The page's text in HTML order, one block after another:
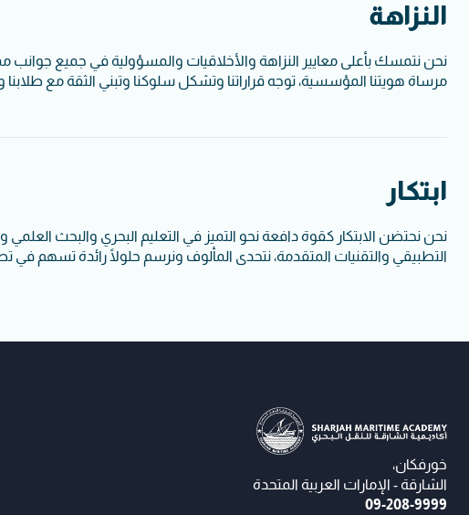
النزاهة
نحن نتمسك بأعلى معايير النزاهة والأخلاقيات والمسؤولية في جميع جوانب
مرساة هويتنا المؤسسية، توجه قراراتنا وتشكل سلوكنا وتبني الثقة مع
ابتكار
نحن نحتضن الابتكار كقوة دافعة نحو التميز في التعليم البحري والبحث
التطبيقي والتقنيات المتقدمة، نتحدى المألوف ونرسم حلولًا رائدة تسهم في
خورفكان،
الشارقة - الإمارات العربية المتحدة
09-208-9999